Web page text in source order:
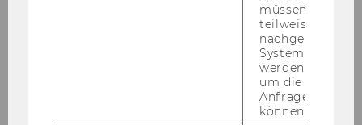
müssen
teilweise von
nachgelagerten
System
werden.
um die Antwort
Anfrage
können.